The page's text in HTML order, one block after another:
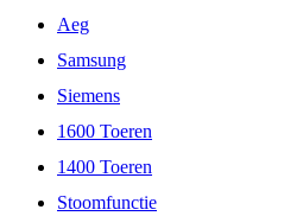
Aeg
Samsung
Siemens
1600 Toeren
1400 Toeren
Stoomfunctie